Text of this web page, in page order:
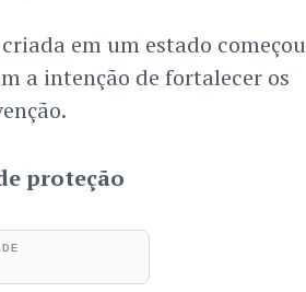
em um estado começou
a intenção de fortalecer os
proteção